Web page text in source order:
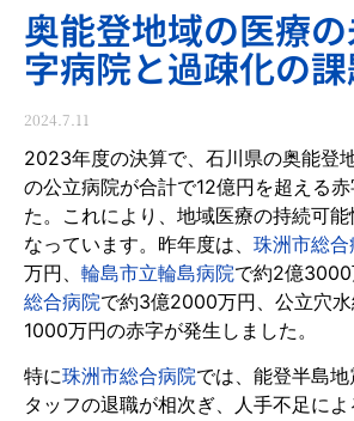
奥能登地域の医療
字病院と過疎化の
2024.7.11
2023年度の決算で、石川県の奥能登
の公立病院が合計で12億円を超える
た。これにより、地域医療の持続可
なっています。昨年度は、 珠洲市総合
万円、 輪島市立輪島病院で約2億3000
総合病院で約3億2000万円、公立穴
1000万円の赤字が発生しました。
特に珠洲市総合病院では、能登半島
タッフの退職が相次ぎ、人手不足に